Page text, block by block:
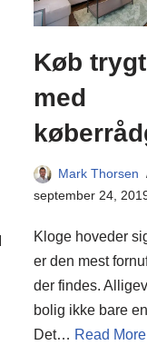
Køb
med
Mark Thorsen
september 24,
Kloge hoveder
er den mest
der findes.
bolig ikke bare
Det… Read